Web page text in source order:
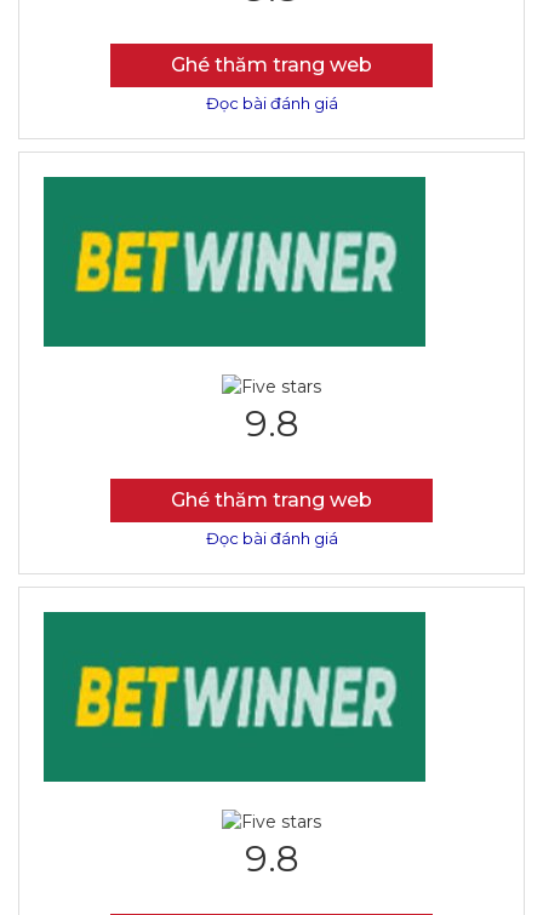
Ghé thăm trang web
Đọc bài đánh giá
9.8
Ghé thăm trang web
Đọc bài đánh giá
9.8